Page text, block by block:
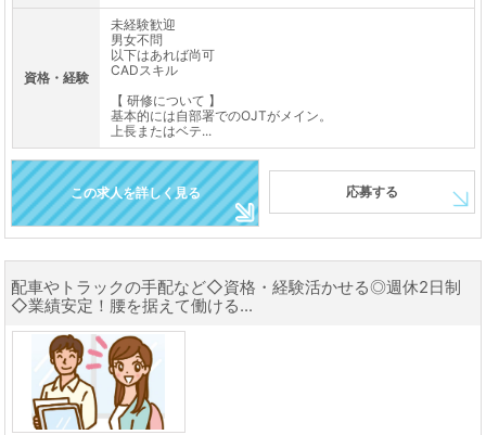
資格・経験
未経験歓迎
男女不問
以下はあれば尚可
CADスキル
【 研修について 】
基本的には自部署でのOJTがメイン。
上長またはベテ...
この求人を詳しく見る 応募する
配車やトラックの手配など◇資格・経験活かせる◎週休2日制
◇業績安定！腰を据えて働ける...